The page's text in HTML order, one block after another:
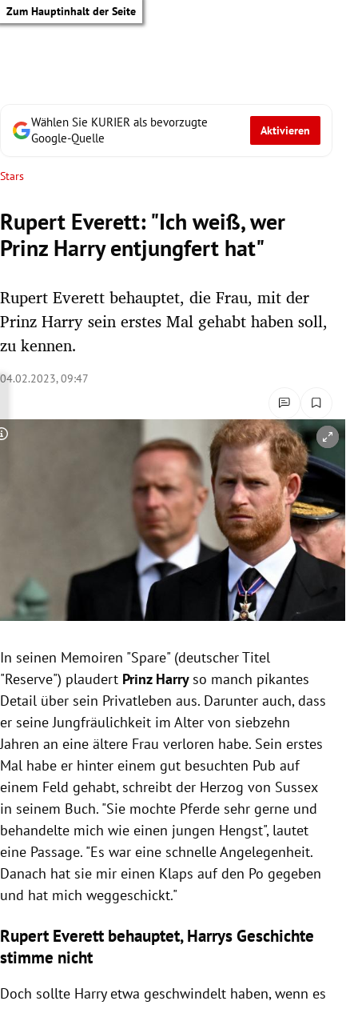
Zum Hauptinhalt der Seite
Untermenü
Untermenü
Untermenü
Untermenü
Untermenü
Wählen Sie KURIER als bevorzugte
Google-Quelle
Aktivieren
Stars
Rupert Everett: "Ich weiß, wer
Prinz Harry entjungfert hat"
Rupert Everett behauptet, die Frau, mit der
Prinz Harry sein erstes Mal gehabt haben soll,
zu kennen.
04.02.2023, 09:47
Copyright-Hinweis öffnen/schließen
In seinen Memoiren "Spare" (deutscher Titel
"Reserve") plaudert Prinz Harryso manch pikantes
Detail über sein Privatleben aus. Darunter auch, dass
er seine Jungfräulichkeit im Alter von siebzehn
Jahren an eine ältere Frau verloren habe. Sein erstes
Mal habe er hinter einem gut besuchten Pub auf
einem Feld gehabt, schreibt der Herzog von Sussex
in seinem Buch. "Sie mochte Pferde sehr gerne und
behandelte mich wie einen jungen Hengst", lautet
eine Passage. "Es war eine schnelle Angelegenheit.
Danach hat sie mir einen Klaps auf den Po gegeben
und hat mich weggeschickt."
Rupert Everett behauptet, Harrys Geschichte
stimme nicht
Doch sollte Harry etwa geschwindelt haben, wenn es